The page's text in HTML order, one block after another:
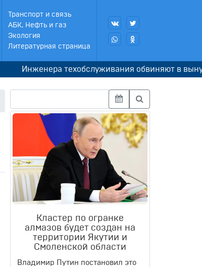
Транспорт и связь
АБК, Нефть и газ
Экология
Литературная страница
Инженера техобслуживания обвиняют в
Кластер по огранке
алмазов будет создан на
территории Якутии и
Смоленской области
Владимир Путин постановил это